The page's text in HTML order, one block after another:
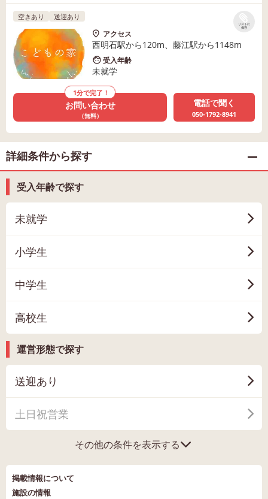
リストに
保存
空きあり 送迎あり
アクセス
西明石駅から120m、藤江駅から1148m
受入年齢
未就学
1分で完了！
お問い合わせ
（無料）
電話で聞く
050-1792-8941
詳細条件から探す
受入年齢で探す
未就学
小学生
中学生
高校生
運営形態で探す
送迎あり
土日祝営業
その他の条件を表示する
掲載情報について
施設の情報